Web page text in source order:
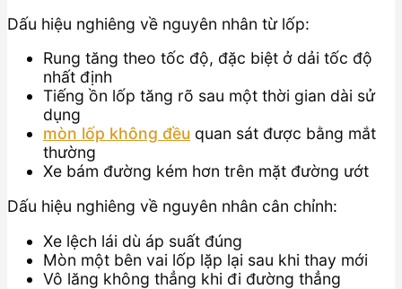
Dấu hiệu nghiêng về nguyên nhân từ lốp:
Rung tăng theo tốc độ, đặc biệt ở dải tốc độ
nhất định
Tiếng ồn lốp tăng rõ sau một thời gian dài sử
dụng
mòn lốp không đều quan sát được bằng mắt
thường
Xe bám đường kém hơn trên mặt đường ướt
Dấu hiệu nghiêng về nguyên nhân cân chỉnh:
Xe lệch lái dù áp suất đúng
Mòn một bên vai lốp lặp lại sau khi thay mới
Vô lăng không thẳng khi đi đường thẳng